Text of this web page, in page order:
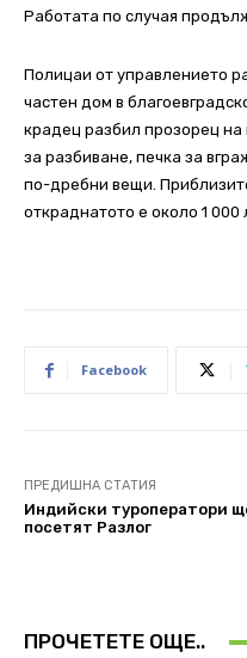
Работата по случая
Полицаи от управлението
частен дом в
крадец разбил прозорец
за разбиване, печка за
по-дребни вещи.
откраднатото е около 1 000
Facebook
ПРЕДИШНА СТАТИЯ
Индийски туроператори
посетят Разлог
ПРОЧЕТЕТЕ ОЩЕ..